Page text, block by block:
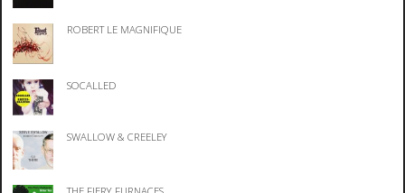
ROBERT LE MAGNIFIQUE
SOCALLED
SWALLOW & CREELEY